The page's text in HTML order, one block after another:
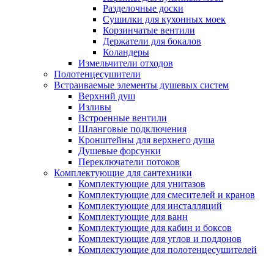
Разделочные доски
Сушилки для кухонных моек
Корзинчатые вентили
Держатели для бокалов
Коландеры
Измельчители отходов
Полотенцесушители
Встраиваемые элементы душевых систем
Верхний душ
Изливы
Встроенные вентили
Шланговые подключения
Кронштейны для верхнего душа
Душевые форсунки
Переключатели потоков
Комплектующие для сантехники
Комплектующие для унитазов
Комплектующие для смесителей и кранов
Комплектующие для инсталляций
Комплектующие для ванн
Комплектующие для кабин и боксов
Комплектующие для углов и поддонов
Комплектующие для полотенцесушителей